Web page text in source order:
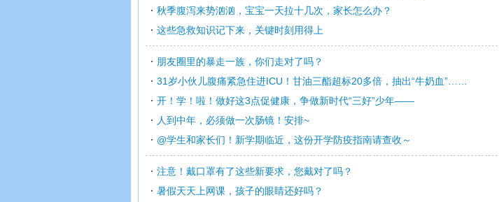
秋季腹泻来势汹汹，宝宝一天拉十几次，家长怎么办？
这些急救知识记下来，关键时刻用得上
朋友圈里的暴走一族，你们走对了吗？
31岁小伙儿腹痛紧急住进ICU！甘油三酯超标20多倍，抽出“牛奶血”……
开！学！啦！做好这3点促健康，争做新时代“三好”少年——
人到中年，必须做一次肠镜！安排~
@学生和家长们！新学期临近，这份开学防疫指南请查收～
注意！戴口罩有了这些新要求，您戴对了吗？
暑假天天上网课，孩子的眼睛还好吗？